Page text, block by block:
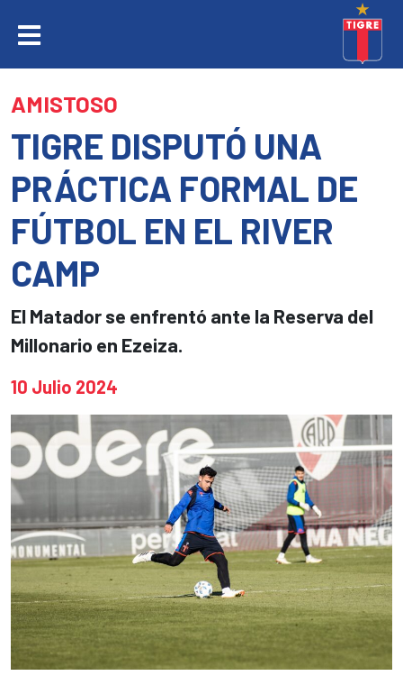
AMISTOSO
TIGRE DISPUTÓ UNA
PRÁCTICA FORMAL DE
FÚTBOL EN EL RIVER
CAMP
El Matador se enfrentó ante la Reserva del
Millonario en Ezeiza.
10 Julio 2024